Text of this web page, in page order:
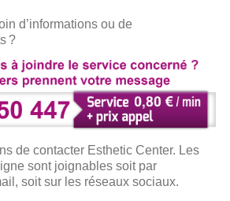
d’informations ou de
?
de contacter Esthetic Center. Les
sont joignables soit par
soit sur les réseaux sociaux.